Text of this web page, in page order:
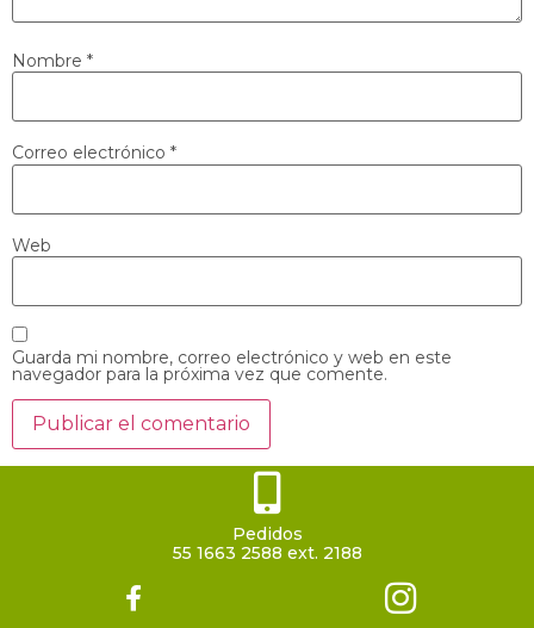
Nombre *
Correo electrónico *
Web
Guarda mi nombre, correo electrónico y web en este
navegador para la próxima vez que comente.
Pedidos
55 1663 2588 ext. 2188